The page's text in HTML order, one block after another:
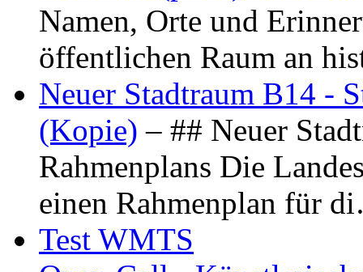
Namen, Orte und
öffentlichen Raum an
Neuer Stadtraum B14 -
(Kopie) – ## Neuer
Rahmenplans Die
einen Rahmenplan für
Test WMTS